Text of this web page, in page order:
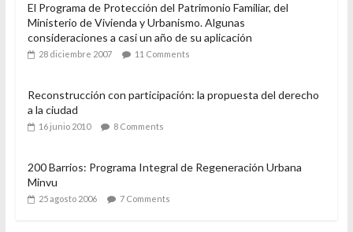
El Programa de Protección del Patrimonio Familiar, del
Ministerio de Vivienda y Urbanismo. Algunas
consideraciones a casi un año de su aplicación
28 diciembre 2007 11 Comments
Reconstrucción con participación: la propuesta del derecho
a la ciudad
16 junio 2010 8 Comments
200 Barrios: Programa Integral de Regeneración Urbana
Minvu
25 agosto 2006 7 Comments